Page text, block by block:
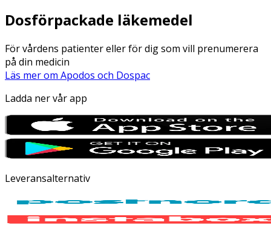
Dosförpackade läkemedel
För vårdens patienter eller för dig som vill prenumerera
på din medicin
Läs mer om Apodos och Dospac
Ladda ner vår app
Leveransalternativ